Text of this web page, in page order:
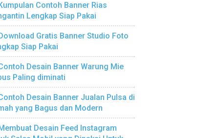
Contoh Banner Rias
Lengkap Siap Pakai
Gratis Banner Studio Foto
Siap Pakai
Desain Banner Warung Mie
Paling diminati
Desain Banner Jualan Pulsa di
yang Bagus dan Modern
Desain Feed Instagram